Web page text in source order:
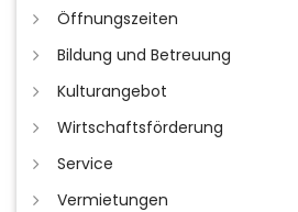
Öffnungszeiten
Bildung und Betreuung
Kulturangebot
Wirtschaftsförderung
Service
Vermietungen